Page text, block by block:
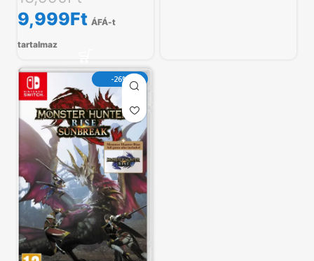
9,999Ft ÁFÁ-t
tartalmaz
-26%